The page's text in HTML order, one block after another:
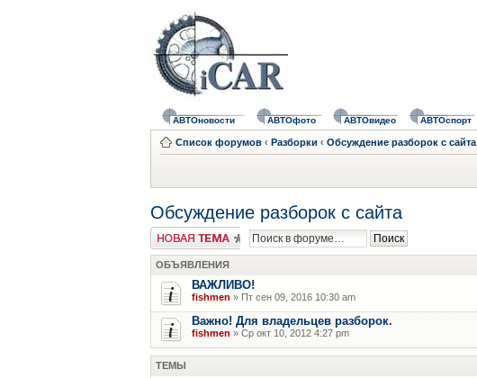
АВТОновости АВТОфото АВТОвидео АВТОспорт
Список форумов ‹ Разборки ‹ Обсуждение разборок с сайта
Обсуждение разборок с сайта
Новая тема
ОБЪЯВЛЕНИЯ
ВАЖЛИВО!
fishmen » Пт сен 09, 2016 10:30 am
Важно! Для владельцев разборок.
fishmen » Ср окт 10, 2012 4:27 pm
ТЕМЫ